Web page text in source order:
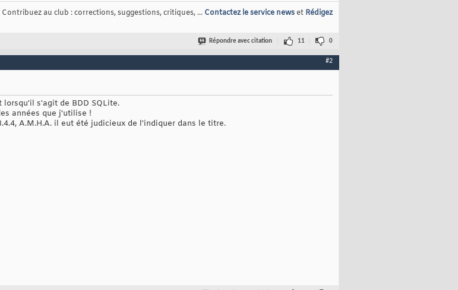
Contribuez au club : corrections, suggestions, critiques, ... Contactez le service newset Rédigez
Répondre avec citation 11 0
#2
s'agit de BDD SQLite.
années que j'utilise !
A.M.H.A. il eut été judicieux de l'indiquer dans le titre.